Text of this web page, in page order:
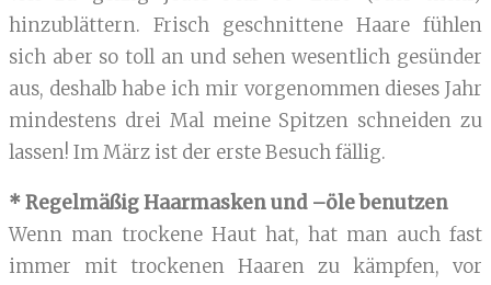
hinzublättern. Frisch geschnittene Haare fühlen
sich aber so toll an und sehen wesentlich gesünder
aus, deshalb habe ich mir vorgenommen dieses Jahr
mindestens drei Mal meine Spitzen schneiden zu
lassen! Im März ist der erste Besuch fällig.
* Regelmäßig Haarmasken und –öle benutzen
Wenn man trockene Haut hat, hat man auch fast
immer mit trockenen Haaren zu kämpfen, vor